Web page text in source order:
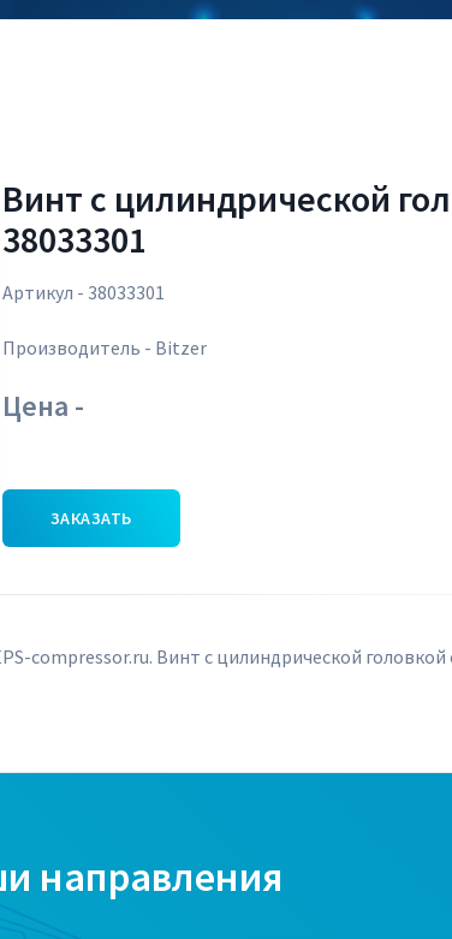
Винт с цилиндрической
38033301
Артикул - 38033301
Производитель - Bitzer
Цена -
ЗАКАЗАТЬ
compressor.ru. Винт с цилиндрической
направления